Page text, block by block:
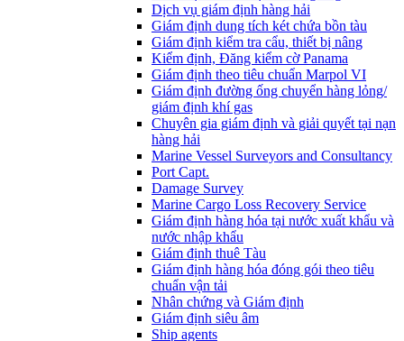
Dịch vụ giám định hàng hải
Giám định dung tích két chứa bồn tàu
Giám định kiểm tra cẩu, thiết bị nâng
Kiểm định, Đăng kiểm cờ Panama
Giám định theo tiêu chuẩn Marpol VI
Giám định đường ống chuyển hàng lỏng/
giám định khí gas
Chuyên gia giám định và giải quyết tại nạn
hàng hải
Marine Vessel Surveyors and Consultancy
Port Capt.
Damage Survey
Marine Cargo Loss Recovery Service
Giám định hàng hóa tại nước xuất khẩu và
nước nhập khẩu
Giám định thuê Tàu
Giám định hàng hóa đóng gói theo tiêu
chuẩn vận tải
Nhân chứng và Giám định
Giám định siêu âm
Ship agents